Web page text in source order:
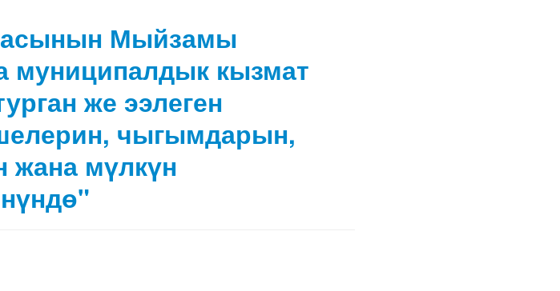
Мыйзамы
муниципалдык кызмат
же ээлеген
чыгымдарын,
жана мүлкүн